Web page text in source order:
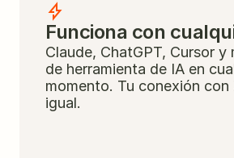
Funciona con
Claude, ChatGPT, Cursor y
de herramienta de IA en
momento. Tu conexión con
igual.